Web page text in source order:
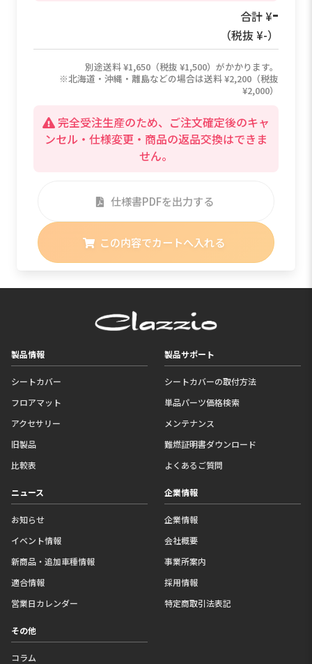
合計 ¥-
（税抜 ¥-）
別途送料 ¥1,650（税抜 ¥1,500）がかかります。
※北海道・沖縄・離島などの場合は送料 ¥2,200（税抜
¥2,000）
完全受注生産のため、ご注文確定後のキャ
ンセル・仕様変更・商品の返品交換はできま
せん。
仕様書PDFを出力する
この内容でカートへ入れる
製品情報
シートカバー
フロアマット
アクセサリー
旧製品
比較表
製品サポート
シートカバーの取付方法
単品パーツ価格検索
メンテナンス
難燃証明書ダウンロード
よくあるご質問
ニュース
お知らせ
イベント情報
新商品・追加車種情報
適合情報
営業日カレンダー
企業情報
企業情報
会社概要
事業所案内
採用情報
特定商取引法表記
その他
コラム